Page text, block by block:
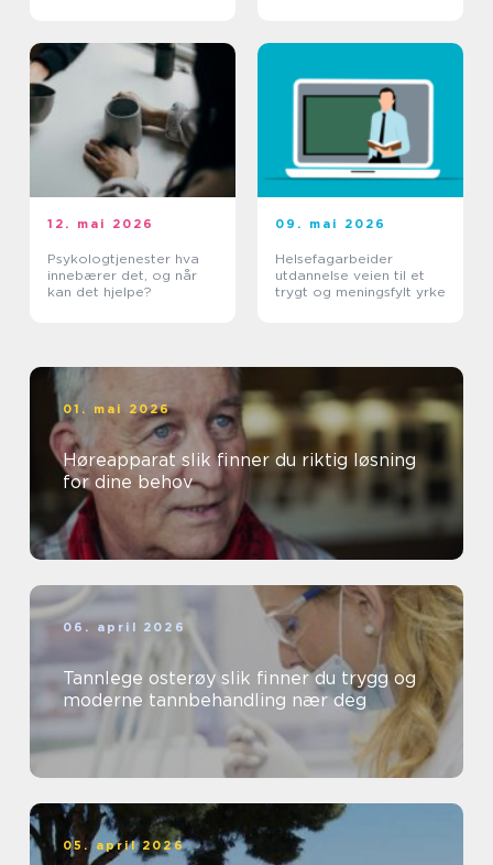
12. mai 2026
Psykologtjenester hva
innebærer det, og når
kan det hjelpe?
09. mai 2026
Helsefagarbeider
utdannelse veien til et
trygt og meningsfylt yrke
01. mai 2026
Høreapparat slik finner du riktig løsning
for dine behov
06. april 2026
Tannlege osterøy slik finner du trygg og
moderne tannbehandling nær deg
05. april 2026